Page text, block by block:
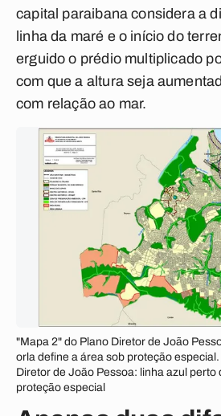
capital paraibana considera a
linha da maré e o início do
erguido o prédio multiplicado
com que a altura seja
com relação ao mar.
"Mapa 2" do Plano Diretor de João
orla define a área sob proteção
Diretor de João Pessoa: linha azul perto
proteção especial